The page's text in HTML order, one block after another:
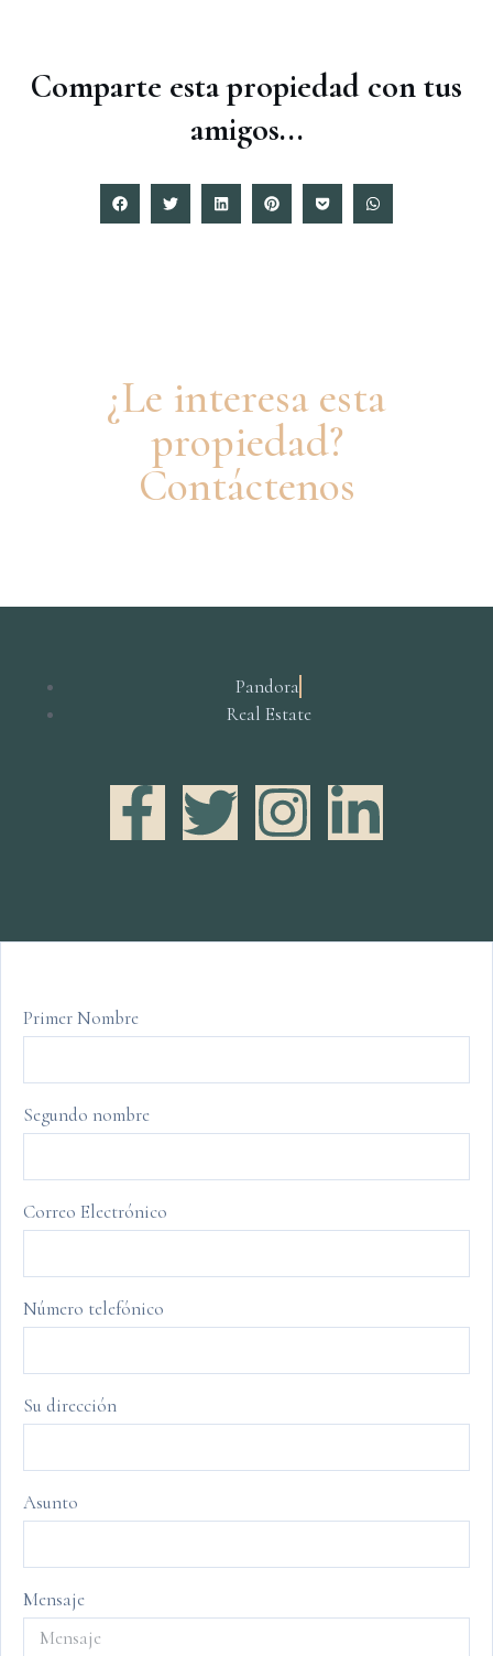
Comparte esta propiedad con tus
amigos...
¿Le interesa esta
propiedad?
Contáctenos
Pandora
Real Estate
Primer Nombre
Segundo nombre
Correo Electrónico
Número telefónico
Su dirección
Asunto
Mensaje